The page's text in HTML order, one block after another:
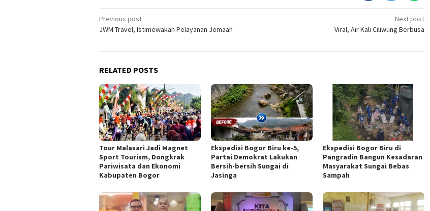
Post
navigation
Previous post
JWM Travel, Istimewakan Pelayanan Jemaah
Next post
Viral, Air Kali Ciliwung Berbusa
RELATED POSTS
Tour Malasari Jadi Magnet
Sport Tourism, Dongkrak
Pariwisata dan Ekonomi
Kabupaten Bogor
Ekspedisi Bogor Biru ke-5,
Partai Demokrat Lakukan
Bersih-bersih Sungai di
Jasinga
Ekspedisi Bogor Biru di
Pangradin Bangun Kesadaran
Masyarakat Sungai Bebas
Sampah